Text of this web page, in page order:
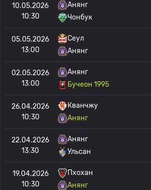
10.05.2026
10:30
Анянг
Чонбук
05.05.2026
13:00
Сеул
Анянг
02.05.2026
13:00
Анянг
Бучеон 1995
26.04.2026
10:30
Кванчжу
Анянг
22.04.2026
13:30
Анянг
Ульсан
19.04.2026
10:30
Пхохан
Анянг